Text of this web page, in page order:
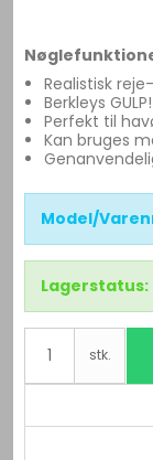
Realistisk
Berkleys
Perfekt til
Kan bruges
Model/
Lagerstatus:
stk.